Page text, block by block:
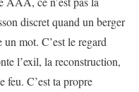
discret quand un berger
mot. C’est le regard
l’exil, la reconstruction,
feu. C’est ta propre